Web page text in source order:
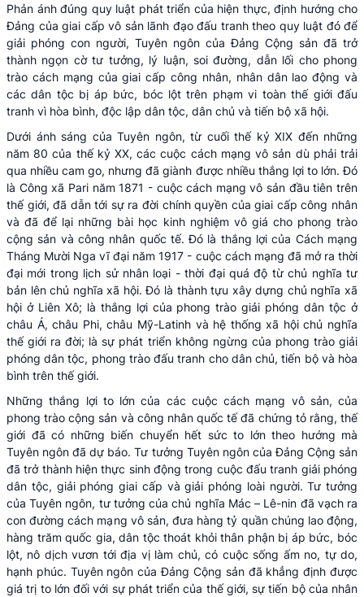
Phản ánh đúng quy luật phát triển của hiện thực, định hướng cho
Đảng của giai cấp vô sản lãnh đạo đấu tranh theo quy luật đó để
giải phóng con người, Tuyên ngôn của Đảng Cộng sản đã trở
thành ngọn cờ tư tưởng, lý luận, soi đường, dẫn lối cho phong
trào cách mạng của giai cấp công nhân, nhân dân lao động và
các dân tộc bị áp bức, bóc lột trên phạm vi toàn thế giới đấu
tranh vì hòa bình, độc lập dân tộc, dân chủ và tiến bộ xã hội.
Dưới ánh sáng của Tuyên ngôn, từ cuối thế kỷ XIX đến những
năm 80 của thế kỷ XX, các cuộc cách mạng vô sản dù phải trải
qua nhiều cam go, nhưng đã giành được nhiều thắng lợi to lớn. Đó
là Công xã Pari năm 1871 - cuộc cách mạng vô sản đầu tiên trên
thế giới, đã dẫn tới sự ra đời chính quyền của giai cấp công nhân
và đã để lại những bài học kinh nghiệm vô giá cho phong trào
cộng sản và công nhân quốc tế. Đó là thắng lợi của Cách mạng
Tháng Mười Nga vĩ đại năm 1917 - cuộc cách mạng đã mở ra thời
đại mới trong lịch sử nhân loại - thời đại quá độ từ chủ nghĩa tư
bản lên chủ nghĩa xã hội. Đó là thành tựu xây dựng chủ nghĩa xã
hội ở Liên Xô; là thắng lợi của phong trào giải phóng dân tộc ở
châu Á, châu Phi, châu Mỹ-Latinh và hệ thống xã hội chủ nghĩa
thế giới ra đời; là sự phát triển không ngừng của phong trào giải
phóng dân tộc, phong trào đấu tranh cho dân chủ, tiến bộ và hòa
bình trên thế giới.
Những thắng lợi to lớn của các cuộc cách mạng vô sản, của
phong trào cộng sản và công nhân quốc tế đã chứng tỏ rằng, thế
giới đã có những biến chuyển hết sức to lớn theo hướng mà
Tuyên ngôn đã dự báo. Tư tưởng Tuyên ngôn của Đảng Cộng sản
đã trở thành hiện thực sinh động trong cuộc đấu tranh giải phóng
dân tộc, giải phóng giai cấp và giải phóng loài người. Tư tưởng
của Tuyên ngôn, tư tưởng của chủ nghĩa Mác – Lê-nin đã vạch ra
con đường cách mạng vô sản, đưa hàng tỷ quần chúng lao động,
hàng trăm quốc gia, dân tộc thoát khỏi thân phận bị áp bức, bóc
lột, nô dịch vươn tới địa vị làm chủ, có cuộc sống ấm no, tự do,
hạnh phúc. Tuyên ngôn của Đảng Cộng sản đã khẳng định được
giá trị to lớn đối với sự phát triển của thế giới, sự tiến bộ của nhân